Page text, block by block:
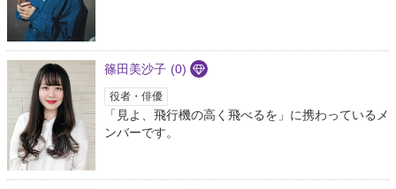
@fazer274
ことのはbox オフィシャルROOM 配信中!!
副将…
@VOh6Yd4OyqvfNgy
ことのはbox オフィシャルROOM 配信中!!
篠田美沙子 (0)
役者・俳優
「見よ、飛行機の高く飛べるを」に携わっているメ
ンバーです。